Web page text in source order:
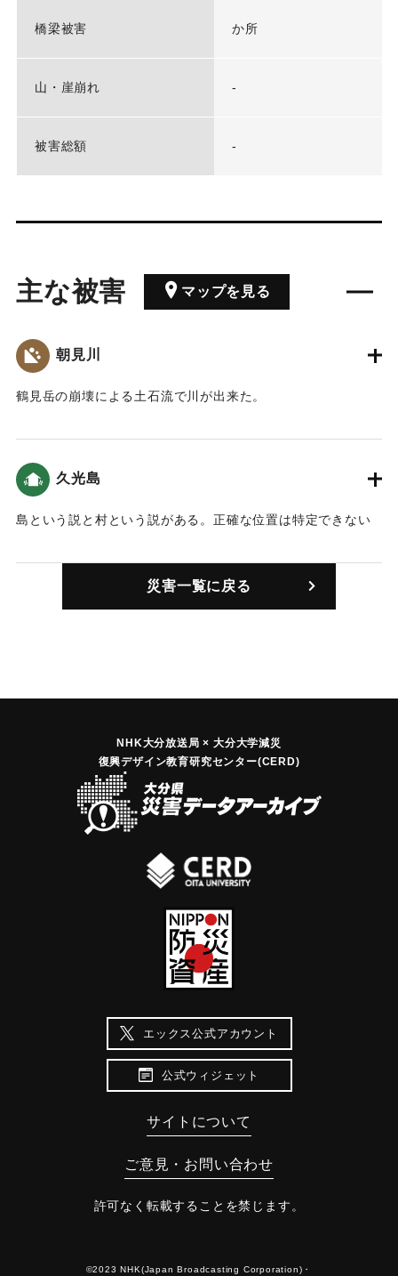
橋梁被害 か所
山・崖崩れ -
被害総額 -
主な被害 マップを見る
朝見川
鶴見岳の崩壊による土石流で川が出来た。
｜固有コード:00030003
久光島
島という説と村という説がある。正確な位置は特定できない
浜脇沖におく。
（島という説）鶴見丘が地震で崩れ、谷を埋めて海にまで達
した。そのため久光島が沈んで死者40人あまりを出した。久
記）。
を押し流しこのとき大久光、小久光村ともに流れてしまっ
た。死者40人あまり（瓜生島久光島之考並地図）。
｜固有コード:00030002
災害一覧に戻る
NHK大分放送局 × 大分大学減災
復興デザイン教育研究センター(CERD)
エックス公式アカウント
公式ウィジェット
サイトについて
ご意見・お問い合わせ
許可なく転載することを禁じます。
©2023 NHK(Japan Broadcasting Corporation)・